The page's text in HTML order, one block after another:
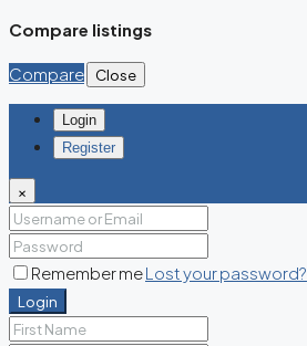
Compare listings
Compare Close
Login
Register
×
Remember meLost your password?
Login